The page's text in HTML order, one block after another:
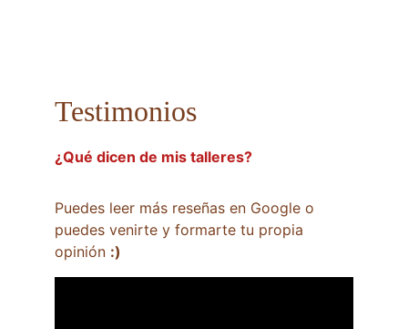
Testimonios
¿Qué dicen de mis talleres?
Puedes leer más reseñas en Google o
puedes venirte y formarte tu propia
opinión :)